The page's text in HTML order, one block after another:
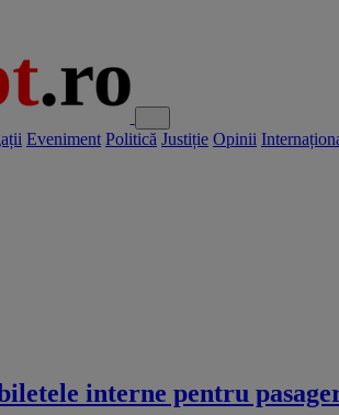
Eveniment Politică Justiție Opinii
interne pentru